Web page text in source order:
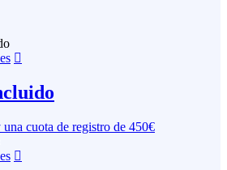
Este
tiene
múltiples
Las
se
una cuota de registro de 450€
Este